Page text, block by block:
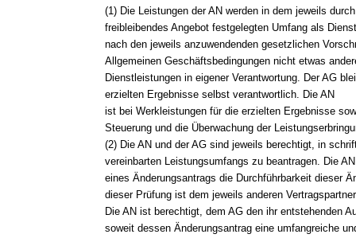
(1) Die Leistungen der AN werden in dem jeweils
freibleibendes Angebot festgelegten Umfang als
nach den jeweils anzuwendenden gesetzlichen
Allgemeinen Geschäftsbedingungen nicht etwas
Dienstleistungen in eigener Verantwortung. Der AG
erzielten Ergebnisse selbst verantwortlich. Die AN
ist bei Werkleistungen für die erzielten Ergebnisse
Steuerung und die Überwachung der
(2) Die AN und der AG sind jeweils berechtigt, in
vereinbarten Leistungsumfangs zu beantragen. Die
eines Änderungsantrags die Durchführbarkeit dieser
dieser Prüfung ist dem jeweils anderen
Die AN ist berechtigt, dem AG den ihr entstehenden
soweit dessen Änderungsantrag eine umfangreiche